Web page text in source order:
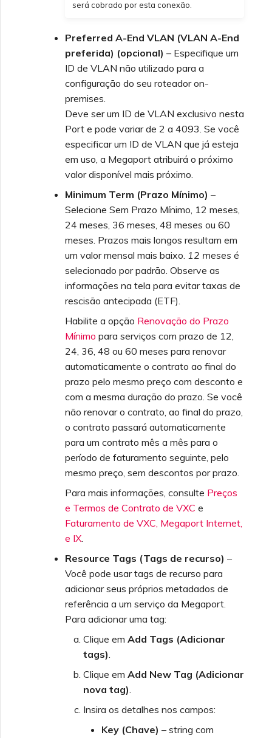
será cobrado por esta conexão.
Preferred A-End VLAN (VLAN A-End
preferida) (opcional) – Especifique um
ID de VLAN não utilizado para a
configuração do seu roteador on-
premises.
Deve ser um ID de VLAN exclusivo nesta
Port e pode variar de 2 a 4093. Se você
especificar um ID de VLAN que já esteja
em uso, a Megaport atribuirá o próximo
valor disponível mais próximo.
Minimum Term (Prazo Mínimo) –
Selecione Sem Prazo Mínimo, 12 meses,
24 meses, 36 meses, 48 meses ou 60
meses. Prazos mais longos resultam em
um valor mensal mais baixo. 12 meses é
selecionado por padrão. Observe as
informações na tela para evitar taxas de
rescisão antecipada (ETF).
Habilite a opção Renovação do Prazo
Mínimo para serviços com prazo de 12,
24, 36, 48 ou 60 meses para renovar
automaticamente o contrato ao final do
prazo pelo mesmo preço com desconto e
com a mesma duração do prazo. Se você
não renovar o contrato, ao final do prazo,
o contrato passará automaticamente
para um contrato mês a mês para o
período de faturamento seguinte, pelo
mesmo preço, sem descontos por prazo.
Para mais informações, consulte Preços
e Termos de Contrato de VXC e
Faturamento de VXC, Megaport Internet,
e IX.
Resource Tags (Tags de recurso) –
Você pode usar tags de recurso para
adicionar seus próprios metadados de
referência a um serviço da Megaport.
Para adicionar uma tag:
Clique em Add Tags (Adicionar
tags).
Clique em Add New Tag (Adicionar
nova tag).
Insira os detalhes nos campos:
Key (Chave) – string com